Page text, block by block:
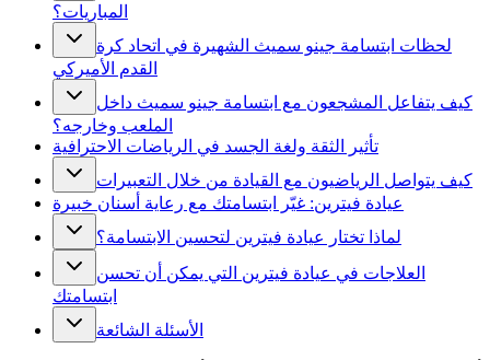
المباريات؟
لحظات ابتسامة جينو سميث الشهيرة في اتحاد كرة
القدم الأميركي
كيف يتفاعل المشجعون مع ابتسامة جينو سميث داخل
الملعب وخارجه؟
تأثير الثقة ولغة الجسد في الرياضات الاحترافية
كيف يتواصل الرياضيون مع القيادة من خلال التعبيرات
عيادة فيترين: غيّر ابتسامتك مع رعاية أسنان خبيرة
لماذا تختار عيادة فيترين لتحسين الابتسامة؟
العلاجات في عيادة فيترين التي يمكن أن تحسن
ابتسامتك
الأسئلة الشائعة